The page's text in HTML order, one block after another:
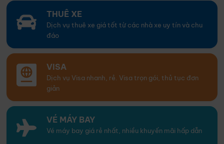
THUÊ XE
Dịch vụ thuê xe giá tốt từ các nhà xe uy tín và chu
đáo
VISA
Dịch vụ Visa nhanh, rẻ. Visa trọn gói, thủ tục đơn
giản
VÉ MÁY BAY
Vé máy bay giá rẻ nhất, nhiều khuyến mãi hấp dẫn